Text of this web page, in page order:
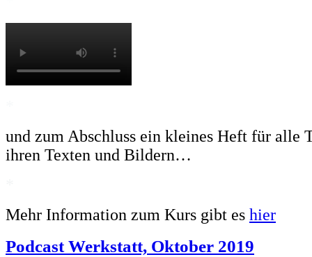
und zum Abschluss ein kleines Heft für alle
ihren Texten und Bildern…
Mehr Information zum Kurs gibt es hier
Podcast Werkstatt, Oktober 2019